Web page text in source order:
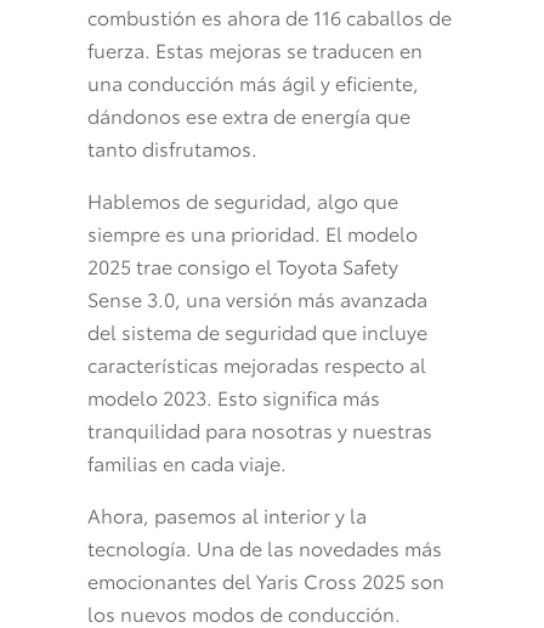
combustión es ahora de 116 caballos de
fuerza. Estas mejoras se traducen en
una conducción más ágil y eficiente,
dándonos ese extra de energía que
tanto disfrutamos.
Hablemos de seguridad, algo que
siempre es una prioridad. El modelo
2025 trae consigo el Toyota Safety
Sense 3.0, una versión más avanzada
del sistema de seguridad que incluye
características mejoradas respecto al
modelo 2023. Esto significa más
tranquilidad para nosotras y nuestras
familias en cada viaje.
Ahora, pasemos al interior y la
tecnología. Una de las novedades más
emocionantes del Yaris Cross 2025 son
los nuevos modos de conducción.